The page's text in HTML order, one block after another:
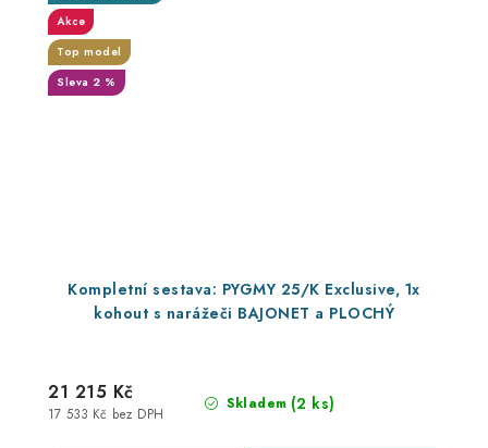
Kompletní sestava: PYGMY 25/K Exclusive, 1x
kohout s narážeči BAJONET a PLOCHÝ
Akce
Top model
Sleva 2 %
Skladem (2 ks)
17 533 Kč bez DPH
21 215 Kč